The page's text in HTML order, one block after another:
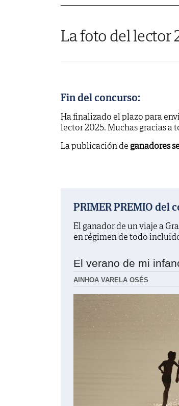
La foto del lector
Fin del concurso:
Ha finalizado el plazo para
lector 2025. Muchas gracias a
La publicación de ganadores
PRIMER PREMIO del
El ganador de un viaje a
en régimen de todo
El verano de mi
AINHOA VARELA OSÉS